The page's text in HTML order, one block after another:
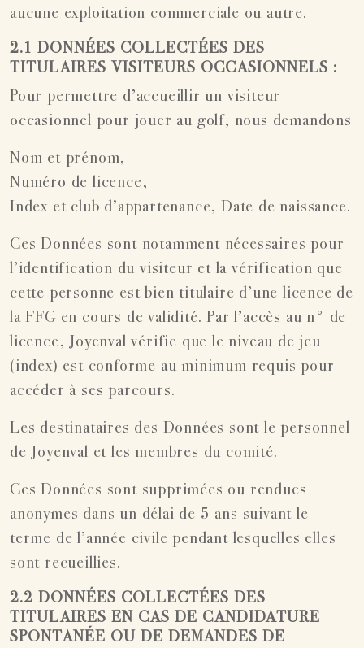
aucune exploitation commerciale ou autre.
2.1 DONNÉES COLLECTÉES DES
TITULAIRES VISITEURS OCCASIONNELS :
Pour permettre d’accueillir un visiteur
occasionnel pour jouer au golf, nous demandons
Nom et prénom,
Numéro de licence,
Index et club d’appartenance, Date de naissance.
Ces Données sont notamment nécessaires pour
l’identification du visiteur et la vérification que
cette personne est bien titulaire d’une licence de
la FFG en cours de validité. Par l’accès au n° de
licence, Joyenval vérifie que le niveau de jeu
(index) est conforme au minimum requis pour
accéder à ses parcours.
Les destinataires des Données sont le personnel
de Joyenval et les membres du comité.
Ces Données sont supprimées ou rendues
anonymes dans un délai de 5 ans suivant le
terme de l’année civile pendant lesquelles elles
sont recueillies.
2.2 DONNÉES COLLECTÉES DES
TITULAIRES EN CAS DE CANDIDATURE
SPONTANÉE OU DE DEMANDES DE